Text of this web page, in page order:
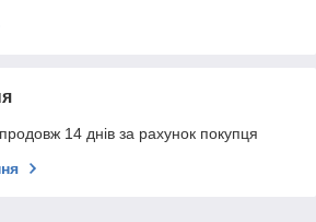
14 днів за рахунок покупця